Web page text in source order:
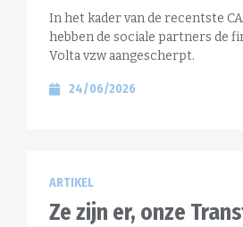
In het kader van de recentste
hebben de sociale partners de
Volta vzw aangescherpt.
24/06/2026
ARTIKEL
Ze zijn er, onze